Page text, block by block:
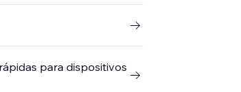
para dispositivos